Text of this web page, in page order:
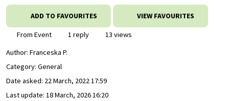
ADD TO FAVOURITES VIEW FAVOURITES
From Event 1 reply
13 views
Author: Franceska P.
Category: General
Date asked: 22 March, 2022 17:59
Last update: 18 March, 2026 16:20